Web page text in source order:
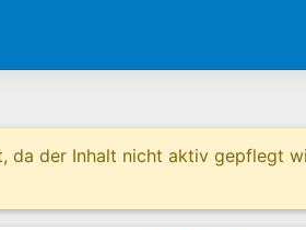
da der Inhalt nicht aktiv gepflegt